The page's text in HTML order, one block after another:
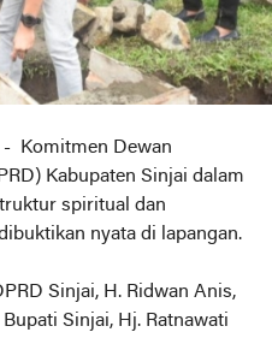
- Komitmen Dewan
Kabupaten Sinjai dalam
spiritual dan
nyata di lapangan.
Sinjai, H. Ridwan Anis,
Sinjai, Hj. Ratnawati